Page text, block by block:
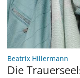
Beatrix Hillermann
Die